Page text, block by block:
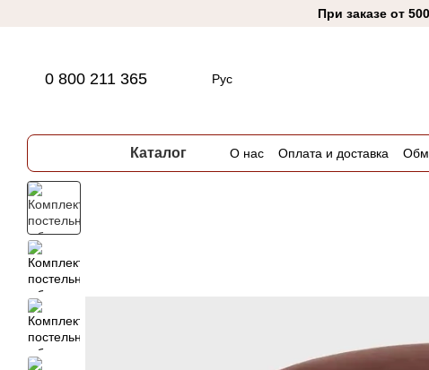
При заказе от
0 800 211 365 Рус
Каталог О нас Оплата и доставка